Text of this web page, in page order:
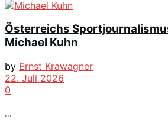
Österreichs
Michael Kuhn
by Ernst Krawagner
22. Juli 2026
0
...